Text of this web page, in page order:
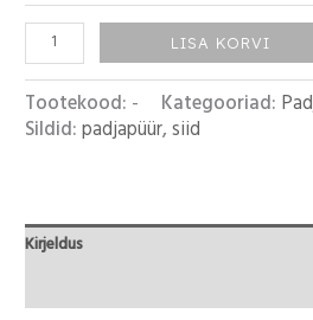
LISA KORVI
Tootekood: - Kategooriad:
Sildid:padjapüür,siid
Kirjeldus